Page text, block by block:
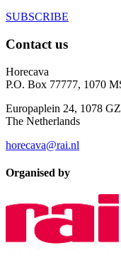
SUBSCRIBE
Contact us
Horecava
P.O. Box 77777, 1070
Europaplein 24, 1078
The Netherlands
horecava@rai.nl
Organised by